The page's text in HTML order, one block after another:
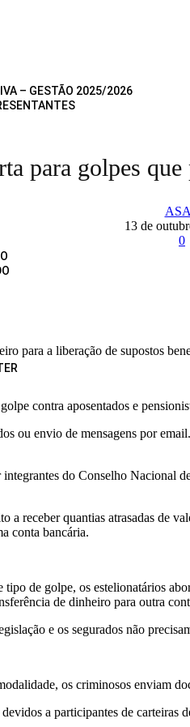
– GESTÃO 2025/2026
para golpes
13 de
0
para a liberação de supostos
contra aposentados e
ou envio de mensagens por
do Conselho
a receber quantias atrasadas de
conta bancária.
de golpe, os estelionatários
de dinheiro para outra
e os segurados não
os criminosos enviam
a participantes de